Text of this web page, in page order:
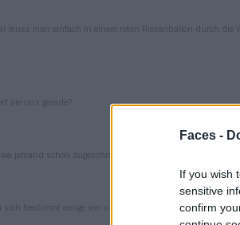
Faces -
If you wish
sensitive
confirm
muss man einfach in einem roten Riesenballon durch die
sie uns gerade?
jemand schon zugeschnappt und eine Hand erwischt?
sich bestimmt einige von uns.